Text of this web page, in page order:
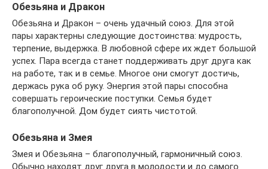
Обезьяна и Дракон
Обезьяна и Дракон – очень удачный союз. Для этой
пары характерны следующие достоинства: мудрость,
терпение, выдержка. В любовной сфере их ждет большой
успех. Пара всегда станет поддерживать друг друга как
на работе, так и в семье. Многое они смогут достичь,
держась рука об руку. Энергия этой пары способна
совершать героические поступки. Семья будет
благополучной. Дом будет сиять чистотой.
Обезьяна и Змея
Змея и Обезьяна – благополучный, гармоничный союз.
Обычно находят друг друга в молодости и до самого